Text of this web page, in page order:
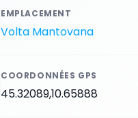
EMPLACEMENT
Volta Mantovana
COORDONNÉES GPS
45.32089,10.65888